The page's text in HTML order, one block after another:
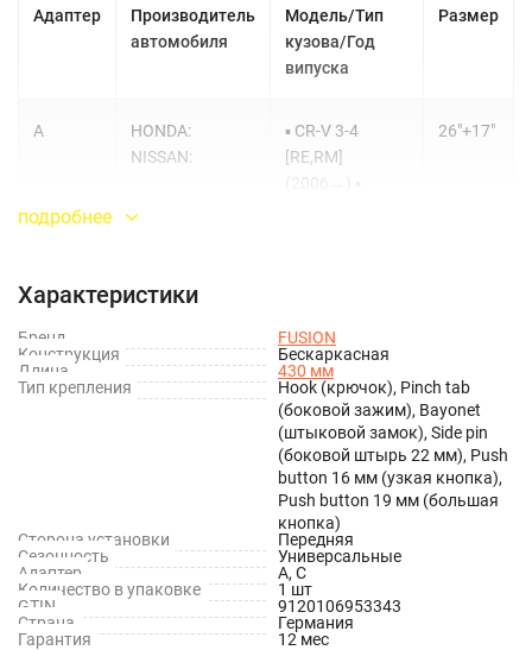
Адаптер
Производитель
автомобиля
Модель/Тип
кузова/Год
випуска
Размер
A
HONDA:
NISSAN:
▪ CR-V 3-4
[RE,RM]
(2006→) ▪
26"+17"
PEUGEOT:
HB/SW (2004-
2011) ▪ FOCUS 2
SEDAN (2005-
2011) ▪ 207 HB
(2006-2012) ▪
207 CC/SW
(2007-2012)
подробнее
Характеристики
Бренд
FUSION
Конструкция
Бескаркасная
Длина
430 мм
Тип крепления
Hook (крючок), Pinch tab
(боковой зажим), Bayonet
(штыковой замок), Side pin
(боковой штырь 22 мм), Push
button 16 мм (узкая кнопка),
Push button 19 мм (большая
кнопка)
Сторона установки
Передняя
Сезонность
Универсальные
Адаптер
A, C
Количество в упаковке
1 шт
GTIN
9120106953343
Страна
Германия
Гарантия
12 мес